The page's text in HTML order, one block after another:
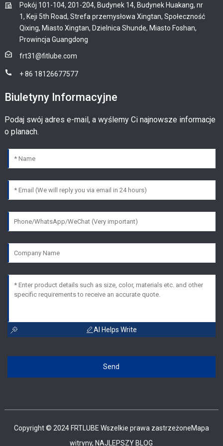
Pokój 101-104, 201-204, Budynek 14, Budynek Huakang, nr
1, Keji 5th Road, Strefa przemysłowa Xingtan, Społeczność
Qixing, Miasto Xingtan, Dzielnica Shunde, Miasto Foshan,
Prowincja Guangdong
frt31@fitlube.com
+ 86 18126677577
Biuletyny Informacyjne
Podaj swój adres e-mail, a wyślemy Ci najnowsze informacje
o planach.
AI Helps Write
Send
Copyright © 2024 FRTLUBE Wszelkie prawa zastrzeżoneMapa
witryny, NAJLEPSZY BLOG